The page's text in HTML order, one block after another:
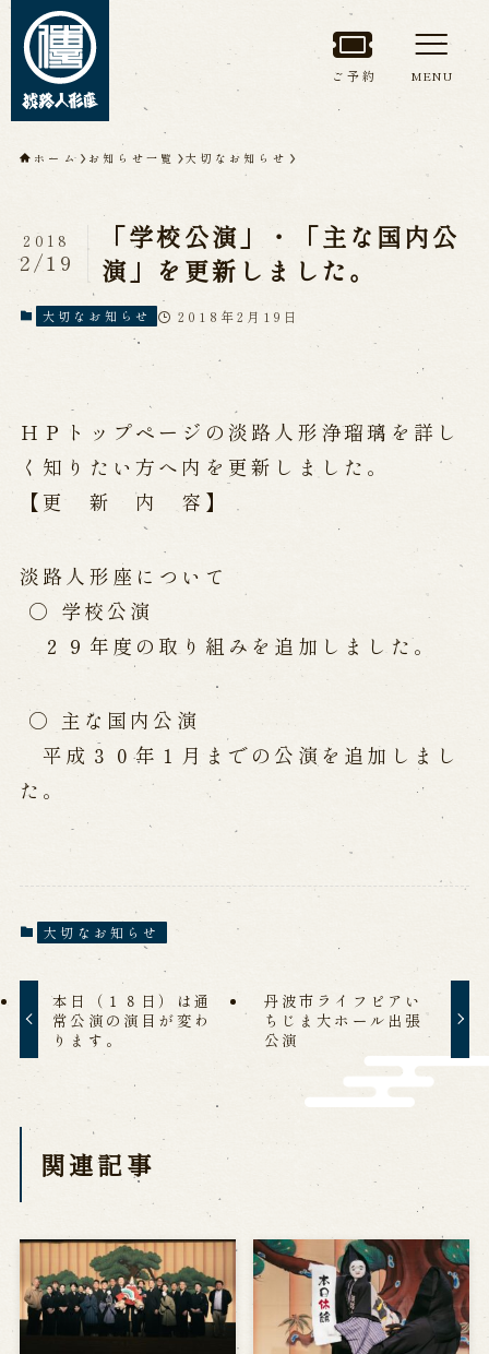
トップページ
淡路人形座について
淡路人形座とは
座員紹介
人間国宝 故鶴澤友路師匠
淡路人形座の成り立ち
淡路人形座で研修した人々
淡路人形浄瑠璃を受け継いで
公演情報
公演カレンダー
開催中の公演
近日開催の公演
出張公演
出張公演
学校公演
海外旅行客向け特別公演「くにうみ」
淡路島と国生み神話
南あわじ市の伝統芸能
ご利用案内
営業日時・料金 アクセス 館内のご案内
お問い合わせ
よくあるご質問
お電話でお問い合わせ
予約
WEB予約
メールフォームから予約
お電話で予約
ご予約 MENU
ホーム お知らせ一覧 大切なお知らせ
「学校公演」・「主な国内公
演」を更新しました。
2018
2/19
大切なお知らせ 2018年2月19日
ＨＰトップページの淡路人形浄瑠璃を詳し
く知りたい方へ内を更新しました。
【更 新 内 容】
淡路人形座について
○ 学校公演
２９年度の取り組みを追加しました。
○ 主な国内公演
平成３０年１月までの公演を追加しまし
た。
大切なお知らせ
本日（１８日）は通
常公演の演目が変わ
ります。
丹波市ライフピアい
ちじま大ホール出張
公演
関連記事